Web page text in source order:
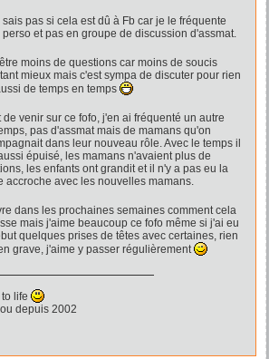
sais pas si cela est dû à Fb car je le fréquente
perso et pas en groupe de discussion d'assmat.
moins de questions car moins de soucis
mieux mais c'est sympa de discuter pour rien
de temps en temps
de venir sur ce fofo, j'en ai fréquenté un autre
pas d'assmat mais de mamans qu'on
dans leur nouveau rôle. Avec le temps il
épuisé, les mamans n'avaient plus de
les enfants ont grandit et il n'y a pas eu la
accroche avec les nouvelles mamans.
dans les prochaines semaines comment cela
mais j'aime beaucoup ce fofo même si j'ai eu
quelques prises de têtes avec certaines, rien
grave, j'aime y passer régulièrement
life
depuis 2002